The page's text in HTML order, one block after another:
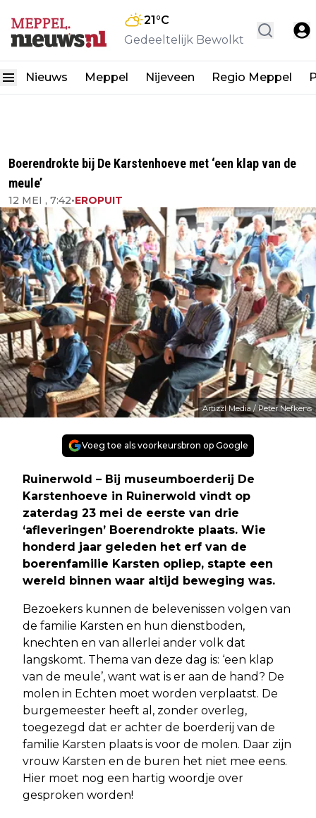
21°C
Gedeeltelijk Bewolkt
Nieuws Meppel Nijeveen Regio Meppel
Boerendrokte bij De Karstenhoeve met ‘een klap van de
meule’
12 MEI , 7:42•EROPUIT
Artizzl Media / Peter Nefkens
Voeg toe als voorkeursbron op Google
Ruinerwold – Bij museumboerderij De
Karstenhoeve in Ruinerwold vindt op
zaterdag 23 mei de eerste van drie
‘afleveringen’ Boerendrokte plaats. Wie
honderd jaar geleden het erf van de
boerenfamilie Karsten opliep, stapte een
wereld binnen waar altijd beweging was.
Bezoekers kunnen de belevenissen volgen van
de familie Karsten en hun dienstboden,
knechten en van allerlei ander volk dat
langskomt. Thema van deze dag is: ‘een klap
van de meule’, want wat is er aan de hand? De
molen in Echten moet worden verplaatst. De
burgemeester heeft al, zonder overleg,
toegezegd dat er achter de boerderij van de
familie Karsten plaats is voor de molen. Daar zijn
vrouw Karsten en de buren het niet mee eens.
Hier moet nog een hartig woordje over
gesproken worden!